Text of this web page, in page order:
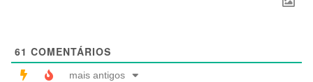
61 COMENTÁRIOS
mais antigos